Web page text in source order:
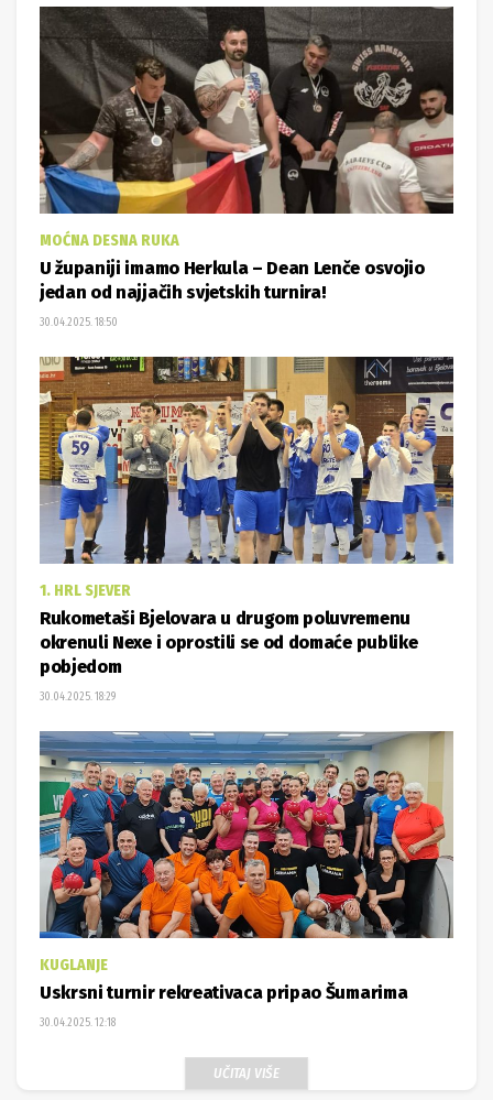
MOĆNA DESNA RUKA
U županiji imamo Herkula – Dean Lenče osvojio
jedan od najjačih svjetskih turnira!
30.04.2025. 18:50
1. HRL SJEVER
Rukometaši Bjelovara u drugom poluvremenu
okrenuli Nexe i oprostili se od domaće publike
pobjedom
30.04.2025. 18:29
KUGLANJE
Uskrsni turnir rekreativaca pripao Šumarima
30.04.2025. 12:18